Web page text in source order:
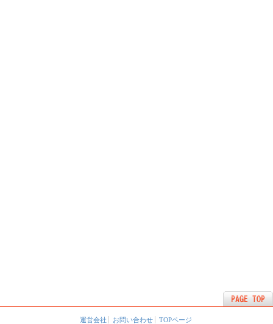
運営会社 お問い合わせ TOPページ